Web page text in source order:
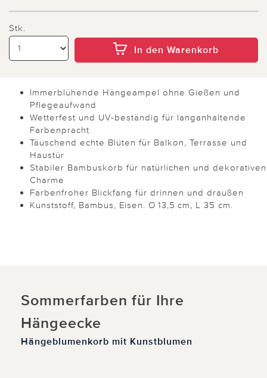
Stk.
In den Warenkorb
Immerblühende Hängeampel ohne Gießen und
Pflegeaufwand
Wetterfest und UV-beständig für langanhaltende
Farbenpracht
Täuschend echte Blüten für Balkon, Terrasse und
Haustür
Stabiler Bambuskorb für natürlichen und dekorativen
Charme
Farbenfroher Blickfang für drinnen und draußen
Kunststoff, Bambus, Eisen. Ø 13,5 cm, L 35 cm.
Sommerfarben für Ihre
Hängeecke
Hängeblumenkorb mit Kunstblumen